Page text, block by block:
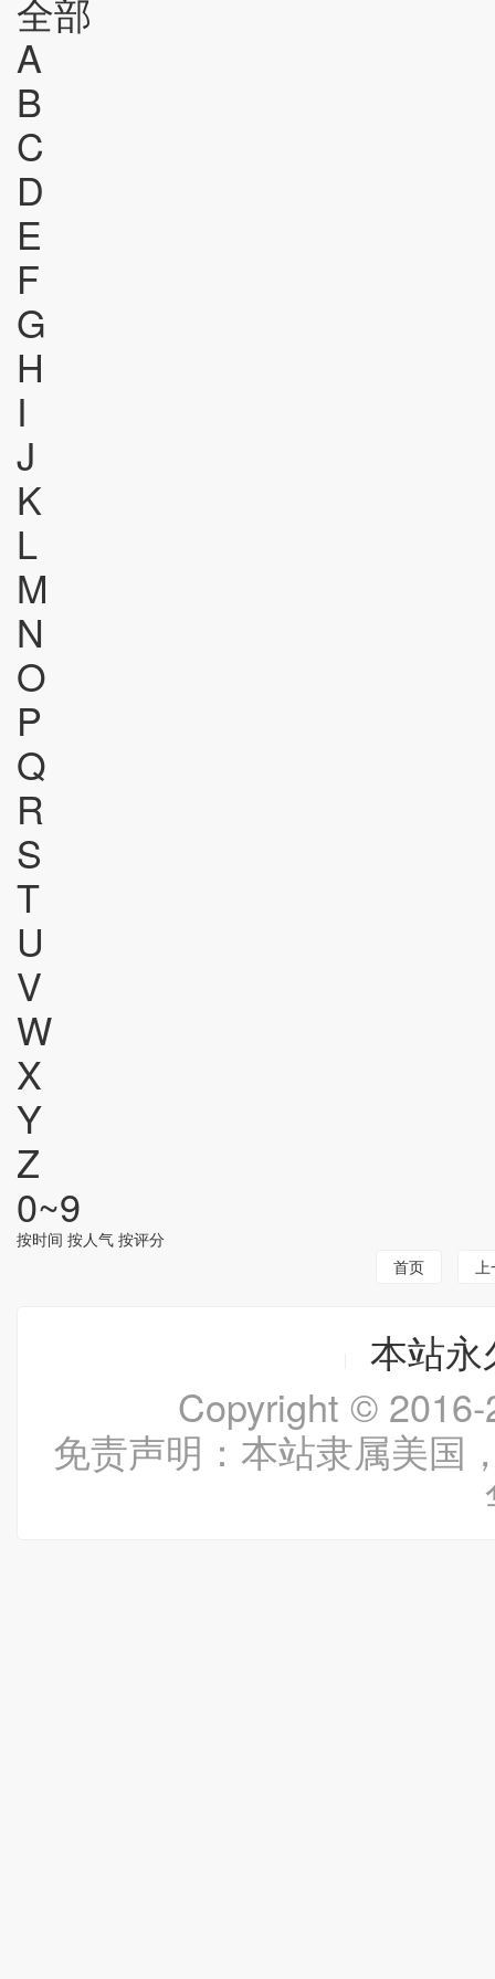
全部
A
B
C
D
E
F
G
H
I
J
K
L
M
N
O
P
Q
R
S
T
U
V
W
X
Y
Z
0~9
按时间 按人气 按评分
首页
上
本站
Copyright ©
免责声明：本站隶属美国